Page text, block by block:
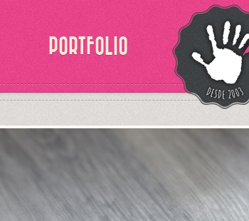
PORTFOLIO